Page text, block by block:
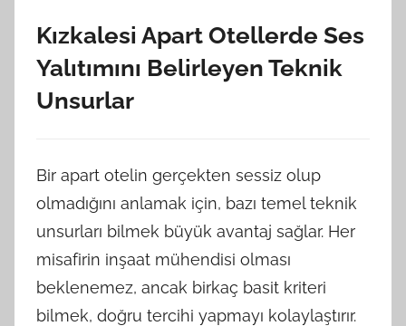
Kızkalesi Apart Otellerde Ses
Yalıtımını Belirleyen Teknik
Unsurlar
Bir apart otelin gerçekten sessiz olup
olmadığını anlamak için, bazı temel teknik
unsurları bilmek büyük avantaj sağlar. Her
misafirin inşaat mühendisi olması
beklenemez, ancak birkaç basit kriteri
bilmek, doğru tercihi yapmayı kolaylaştırır.